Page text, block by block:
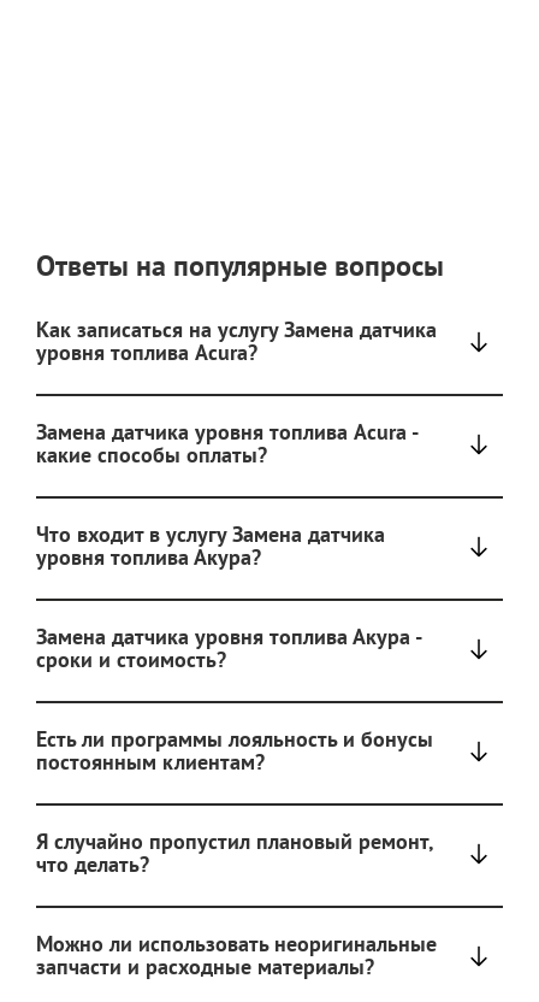
Ответы на популярные вопросы
Как записаться на услугу Замена датчика
уровня топлива Acura?
Замена датчика уровня топлива Acura -
какие способы оплаты?
Что входит в услугу Замена датчика
уровня топлива Акура?
Замена датчика уровня топлива Акура -
сроки и стоимость?
Есть ли программы лояльность и бонусы
постоянным клиентам?
Я случайно пропустил плановый ремонт,
что делать?
Можно ли использовать неоригинальные
запчасти и расходные материалы?